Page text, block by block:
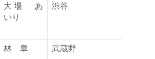
大場 あ
いり
渋谷
林 皐 武蔵野